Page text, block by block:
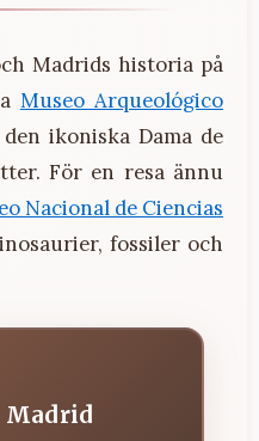
Madrids historia på
Museo Arqueológico
ikoniska Dama de
För en resa ännu
Nacional de Ciencias
fossiler och